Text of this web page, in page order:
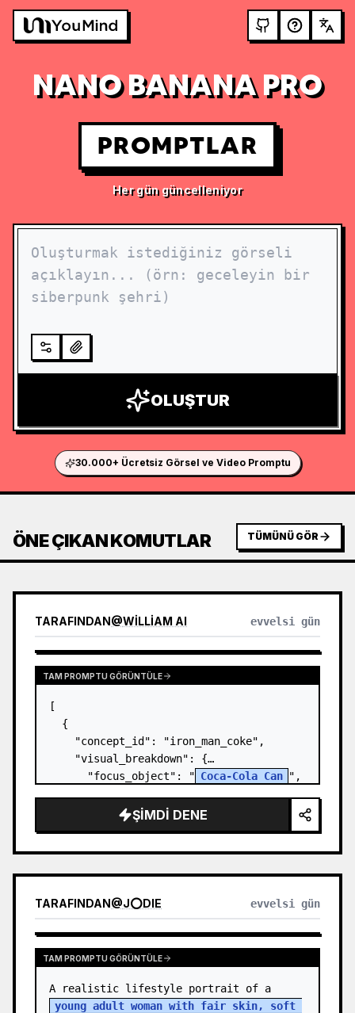
NANO BANANA PRO
PROMPTLAR
Her gün güncelleniyor
OLUŞTUR
30.000+ Ücretsiz Görsel ve Video Promptu
ÖNE ÇIKAN KOMUTLAR TÜMÜNÜ GÖR
TARAFINDAN@WILLIAM AI evvelsi gün
TAM PROMPTU GÖRÜNTÜLE
[
  {
    "concept_id": "iron_man_coke",
    "visual_breakdown": {
      "focus_object": "
Coca-Cola Can ",
      "environment": "{a…
ŞIMDI DENE
TARAFINDAN@J⭕DIE evvelsi gün
TAM PROMPTU GÖRÜNTÜLE
young adult woman with fair skin, soft